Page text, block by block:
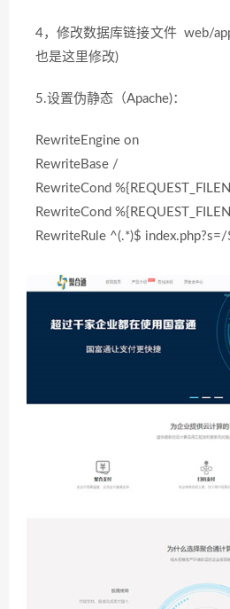
4，修改数据库链接文件 web/
也是这里修改)
5.设置伪静态（Apache)：
RewriteEngine on
RewriteBase /
RewriteCond
RewriteCond
RewriteRule ^(.*)$ index.php?s=/